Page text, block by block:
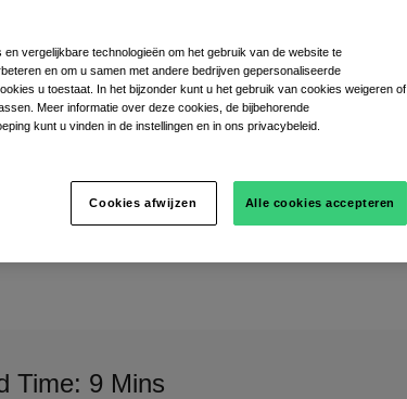
Time: 9 Mins
vergelijkbare technologieën om het gebruik van de website te
en om u samen met andere bedrijven gepersonaliseerde
u toestaat. In het bijzonder kunt u het gebruik van cookies weigeren of
Meer informatie over deze cookies, de bijbehorende
kunt u vinden in de instellingen en in ons privacybeleid.
Cookies afwijzen Alle cookies accepteren